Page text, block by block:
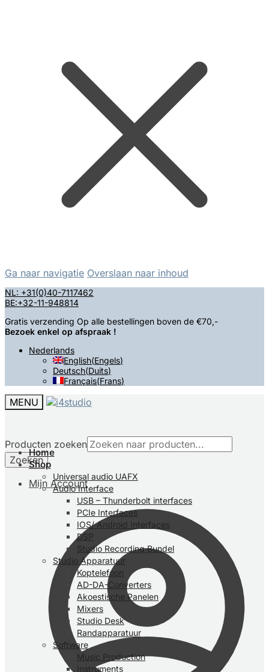
Ga naar navigatie Overslaan naar inhoud
NL: +31(0)40-7117462
BE:+32-11-948814
Gratis verzending Op alle bestellingen boven de €70,-
Bezoek enkel op afspraak !
Nederlands
English(Engels)
Deutsch(Duits)
Français(Frans)
MENU
Producten zoeken
Zoeken
Mijn Account
Home
Shop
Universal audio UAFX
Audio Interface
USB – Thunderbolt interfaces
PCIe Interfaces
IOS/ Android Interfaces
DSP
Studio Recording Bundel
Studio Apparatuur
Koptelefoon
AD-DA-Converters
Akoestische Panelen
Mixers
Studio Desk
Randapparatuur
Software
Music Production
Instruments